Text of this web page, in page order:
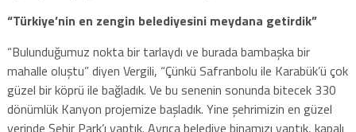
“Türkiye’nin en zengin belediyesini meydana getirdik”
“Bulunduğumuz nokta bir tarlaydı ve burada bambaşka bir
mahalle oluştu” diyen Vergili, “Çünkü Safranbolu ile Karabük’ü çok
güzel bir köprü ile bağladık. Ve bu senenin sonunda bitecek 330
dönümlük Kanyon projemize başladık. Yine şehrimizin en güzel
yerinde Şehir Park’ı yaptık. Ayrıca belediye binamızı yaptık, kapalı